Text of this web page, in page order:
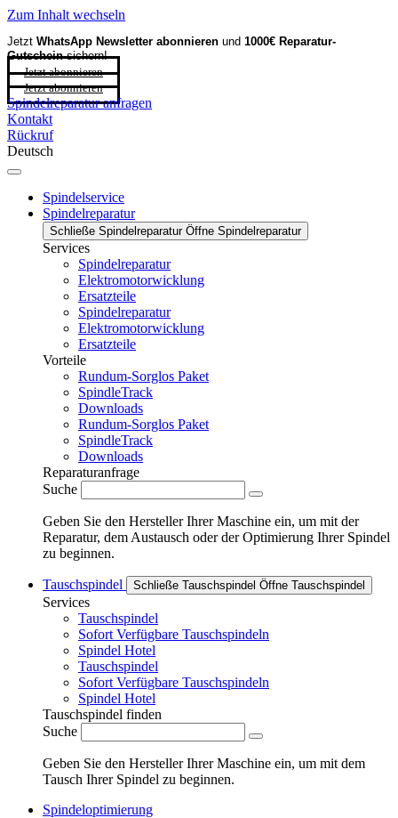
Zum Inhalt wechseln
Jetzt WhatsApp Newsletter abonnieren und 1000€ Reparatur-
Gutscheinsichern!
Jetzt abonnieren
Jetzt abonnieren
Spindelreparatur anfragen
Kontakt
Rückruf
Deutsch
Spindelservice
Spindelreparatur
Schließe Spindelreparatur Öffne Spindelreparatur
Services
Spindelreparatur
Elektromotorwicklung
Ersatzteile
Spindelreparatur
Elektromotorwicklung
Ersatzteile
Vorteile
Rundum-Sorglos Paket
SpindleTrack
Downloads
Rundum-Sorglos Paket
SpindleTrack
Downloads
Reparaturanfrage
Suche
Geben Sie den Hersteller Ihrer Maschine ein, um mit der
Reparatur, dem Austausch oder der Optimierung Ihrer Spindel
zu beginnen.
Tauschspindel Schließe Tauschspindel Öffne Tauschspindel
Services
Tauschspindel
Sofort Verfügbare Tauschspindeln
Spindel Hotel
Tauschspindel
Sofort Verfügbare Tauschspindeln
Spindel Hotel
Tauschspindel finden
Suche
Geben Sie den Hersteller Ihrer Maschine ein, um mit dem
Tausch Ihrer Spindel zu beginnen.
Spindeloptimierung